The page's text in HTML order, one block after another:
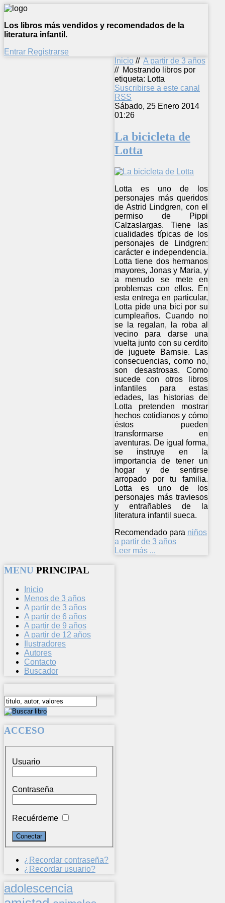
Los libros más vendidos y recomendados de la
literatura infantil.
Entrar Registrarse
Inicio // A partir de 3 años
// Mostrando libros por
etiqueta: Lotta
Suscribirse a este canal
RSS
Sábado, 25 Enero 2014
01:26
La bicicleta de
Lotta
Lotta es uno de los
personajes más queridos
de Astrid Lindgren, con el
permiso de Pippi
Calzaslargas. Tiene las
cualidades típicas de los
personajes de Lindgren:
carácter e independencia.
Lotta tiene dos hermanos
mayores, Jonas y Maria, y
a menudo se mete en
problemas con ellos. En
esta entrega en particular,
Lotta pide una bici por su
cumpleaños. Cuando no
se la regalan, la roba al
vecino para darse una
vuelta junto con su cerdito
de juguete Barnsie. Las
consecuencias, como no,
son desastrosas. Como
sucede con otros libros
infantiles para estas
edades, las historias de
Lotta pretenden mostrar
hechos cotidianos y cómo
éstos pueden
transformarse en
aventuras. De igual forma,
se instruye en la
importancia de tener un
hogar y de sentirse
arropado por tu familia.
Lotta es uno de los
personajes más traviesos
y entrañables de la
literatura infantil sueca.
Recomendado para niños
a partir de 3 años
Leer más ...
MENU PRINCIPAL
Inicio
Menos de 3 años
A partir de 3 años
A partir de 6 años
A partir de 9 años
A partir de 12 años
Ilustradores
Autores
Contacto
Buscador
ACCESO
Usuario
Contraseña
Recuérdeme
¿Recordar contraseña?
¿Recordar usuario?
adolescencia